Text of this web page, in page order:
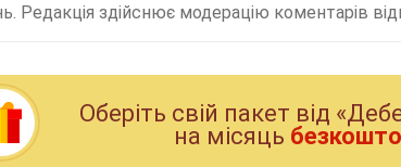
Редакція здійснює модерацію коментарів
Оберiть свiй пакет вiд
на мiсяць